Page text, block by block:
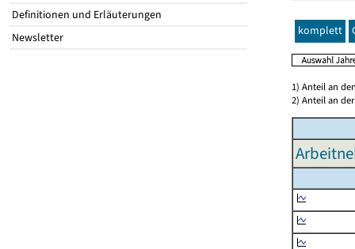
Definitionen und Erläuterungen
Newsletter
komplett
1) Anteil an
2) Anteil an